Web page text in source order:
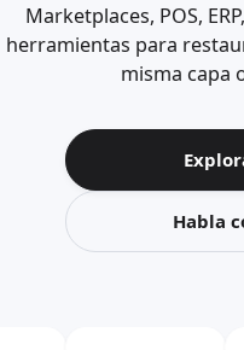
Marketplaces, POS,
herramientas para
misma capa
Habla